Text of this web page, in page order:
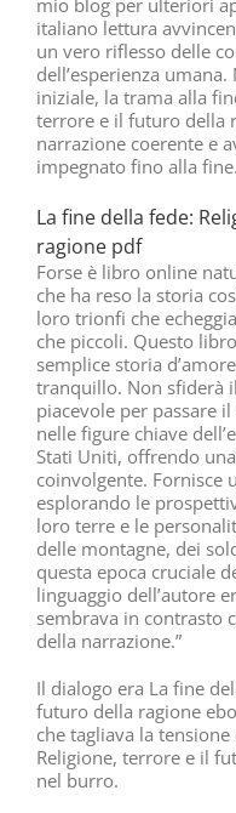
italiano lettura
un vero riflesso delle
dell’esperienza
iniziale, la trama alla
terrore e il futuro della
narrazione coerente e
impegnato fino alla fine.
La fine della fede:
ragione pdf
Forse è libro online
che ha reso la storia
loro trionfi che
che piccoli. Questo
semplice storia
tranquillo. Non sfiderà
piacevole per passare
nelle figure chiave
Stati Uniti, offrendo
coinvolgente. Fornisce
esplorando le
loro terre e le
delle montagne, dei
questa epoca cruciale
linguaggio dell’autore
sembrava in contrasto
della narrazione.”
Il dialogo era La fine
futuro della ragione
che tagliava la
Religione, terrore e il
nel burro.